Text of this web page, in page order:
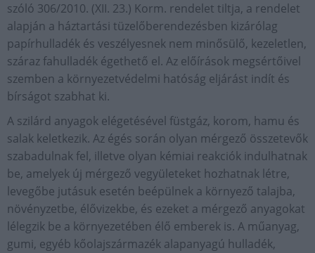
szóló 306/2010. (XII. 23.) Korm. rendelet tiltja, a rendelet
alapján a háztartási tüzelőberendezésben kizárólag
papírhulladék és veszélyesnek nem minősülő, kezeletlen,
száraz fahulladék égethető el. Az előírások megsértőivel
szemben a környezetvédelmi hatóság eljárást indít és
bírságot szabhat ki.
A szilárd anyagok elégetésével füstgáz, korom, hamu és
salak keletkezik. Az égés során olyan mérgező összetevők
szabadulnak fel, illetve olyan kémiai reakciók indulhatnak
be, amelyek új mérgező vegyületeket hozhatnak létre,
levegőbe jutásuk esetén beépülnek a környező talajba,
növényzetbe, élővizekbe, és ezeket a mérgező anyagokat
lélegzik be a környezetében élő emberek is. A műanyag,
gumi, egyéb kőolajszármazék alapanyagú hulladék,